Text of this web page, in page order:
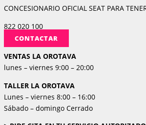
CONCESIONARIO OFICIAL SEAT PARA
822 020 100
CONTACTAR
VENTAS LA OROTAVA
lunes – viernes 9:00 – 20:00
TALLER LA OROTAVA
Lunes – viernes 8:00 – 16:00
Sábado – domingo Cerrado